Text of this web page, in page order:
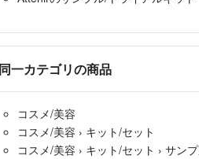
同一カテゴリの商品
コスメ/美容
コスメ/美容 › キット/セット
コスメ/美容 › キット/セット › サン